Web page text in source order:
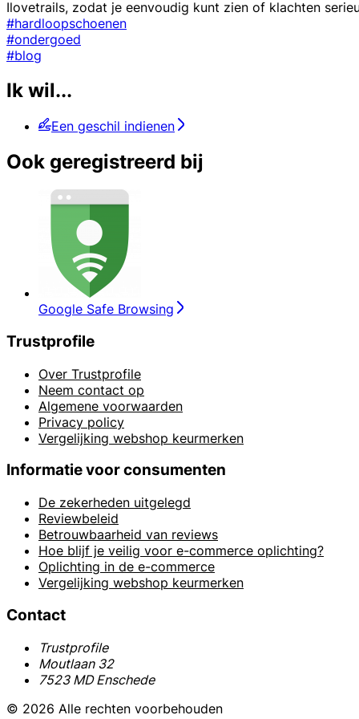
Ilovetrails, zodat je eenvoudig kunt zien of klachten
#hardloopschoenen
#ondergoed
#blog
Ik wil...
Een geschil indienen
Ook geregistreerd bij
Google Safe Browsing
Trustprofile
Over Trustprofile
Neem contact op
Algemene voorwaarden
Privacy policy
Vergelijking webshop keurmerken
Informatie voor consumenten
De zekerheden uitgelegd
Reviewbeleid
Betrouwbaarheid van reviews
Hoe blijf je veilig voor e-commerce oplichting?
Oplichting in de e-commerce
Vergelijking webshop keurmerken
Contact
Trustprofile
Moutlaan 32
7523 MD Enschede
© 2026 Alle rechten voorbehouden